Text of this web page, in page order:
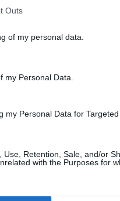
Outs
of my personal data.
my Personal Data.
my Personal Data for Targeted
Retention, Sale, and/or
with the Purposes for
og tok sin